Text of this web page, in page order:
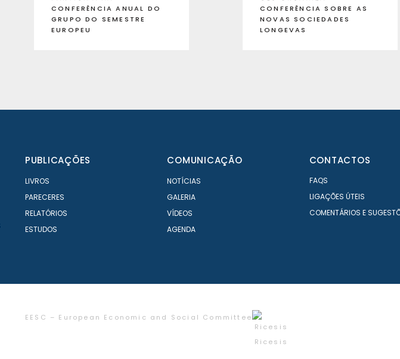
CONFERÊNCIA ANUAL DO
GRUPO DO SEMESTRE
EUROPEU
CONFERÊNCIA SOBRE AS
NOVAS SOCIEDADES
LONGEVAS
PUBLICAÇÕES
LIVROS
PARECERES
RELATÓRIOS
ESTUDOS
COMUNICAÇÃO
NOTÍCIAS
GALERIA
VÍDEOS
AGENDA
CONTACTOS
FAQS
LIGAÇÕES ÚTEIS
COMENTÁRIOS E
EESC – European Economic and Social Committee
Ricesis